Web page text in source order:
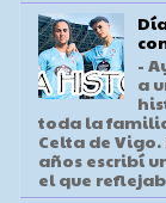
-
a
toda la
Celta de
años escribí
el que